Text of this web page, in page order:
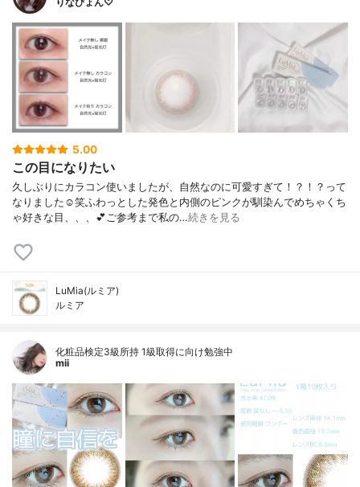
5.00
この目になりたい
久しぶりにカラコン使いましたが、自然なのに可愛すぎて！？！？って
なりました☺笑ふわっとした発色と内側のピンクが馴染んでめちゃくち
ゃ好きな目、、、💕ご参考まで私の…続きを見る
LuMia(ルミア)
ルミア
化粧品検定3級所持 1級取得に向け勉強中
mii